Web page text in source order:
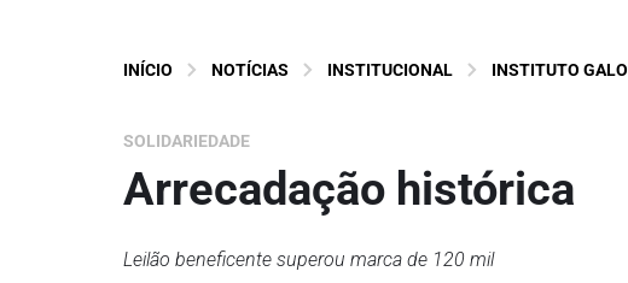
INÍCIO NOTÍCIAS INSTITUCIONAL INSTITUTO GALO
SOLIDARIEDADE
Arrecadação histórica
Leilão beneficente superou marca de 120 mil